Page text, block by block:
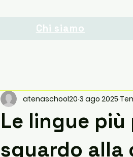
Chi siamo
Le lingue
sguardo alla
atenaschool20 3 ago 2025